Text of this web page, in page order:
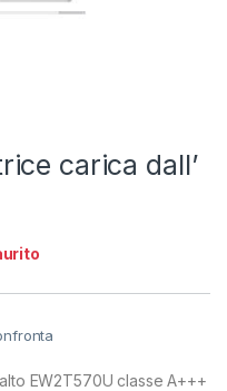
carica dall’
EW2T570U classe A+++